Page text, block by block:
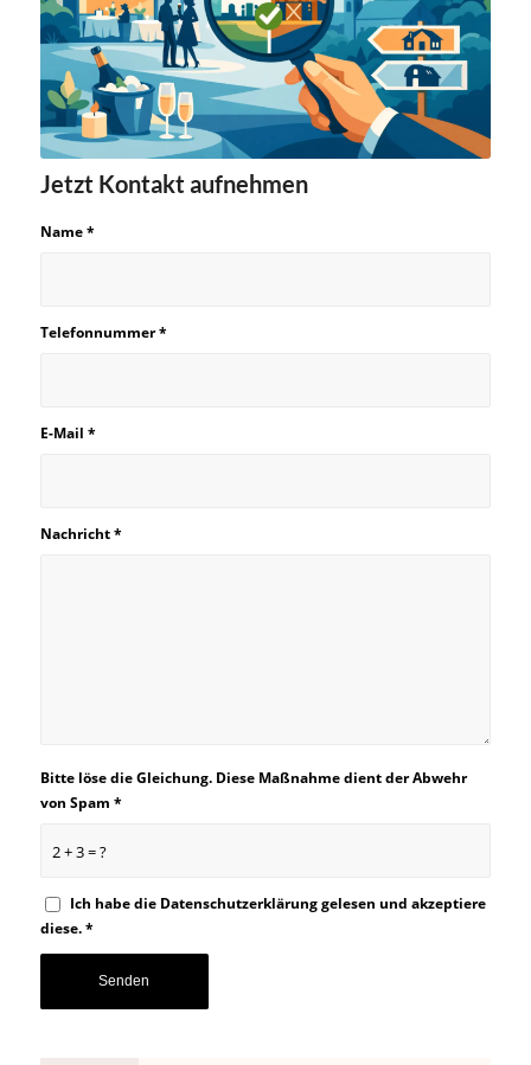
Jetzt Kontakt aufnehmen
Name*
Telefonnummer*
E-Mail *
Nachricht*
2 + 3 = ?
Bitte löse die Gleichung. Diese Maßnahme dient der Abwehr
von Spam *
Ich habe die Datenschutzerklärunggelesen und akzeptiere
diese.*